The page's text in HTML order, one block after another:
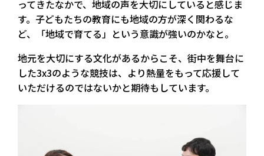
ってきたなかで、地域の声を大切にしていると感じま
す。子どもたちの教育にも地域の方が深く関わるな
ど、「地域で育てる」という意識が強いのかなと。
地元を大切にする文化があるからこそ、街中を舞台に
した3x3のような競技は、より熱量をもって応援して
いただけるのではないかと期待もしています。